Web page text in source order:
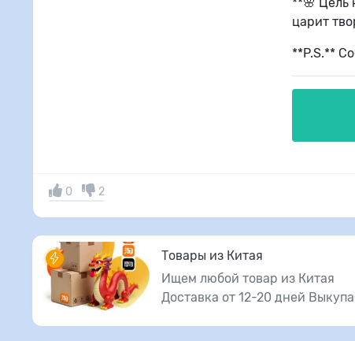
царит
**P.S.**
0 2
Товары из Китая
Ищем любой товар из Китая
Доставка от 12-20 дней